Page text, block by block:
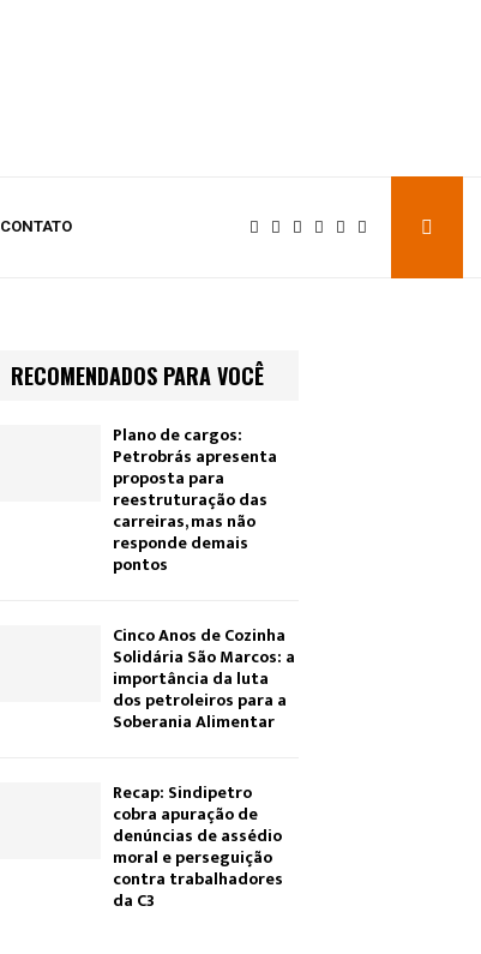
CONTATO
RECOMENDADOS PARA VOCÊ
Plano de cargos:
Petrobrás apresenta
proposta para
reestruturação das
carreiras, mas não
responde demais
pontos
Cinco Anos de Cozinha
Solidária São Marcos: a
importância da luta
dos petroleiros para a
Soberania Alimentar
Recap: Sindipetro
cobra apuração de
denúncias de assédio
moral e perseguição
contra trabalhadores
da C3